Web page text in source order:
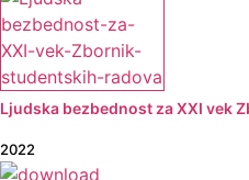
Ljudska bezbednost za XXI vek
2022